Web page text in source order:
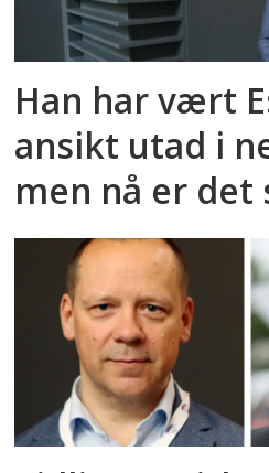
Han har vært
ansikt utad i
men nå er det